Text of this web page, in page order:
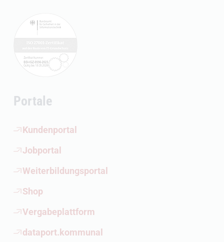
Portale
Kundenportal
(Öffnet externen Link)
Jobportal
(Öffnet externen Link)
Weiterbildungsportal
(Öffnet externen Link)
Shop
(Öffnet externen Link)
Vergabeplattform
(Öffnet externen Link)
dataport.kommunal
(Öffnet externen Link)